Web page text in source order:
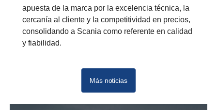
apuesta de la marca por la excelencia técnica, la
cercanía al cliente y la competitividad en precios,
consolidando a Scania como referente en calidad
y fiabilidad.
Más noticias